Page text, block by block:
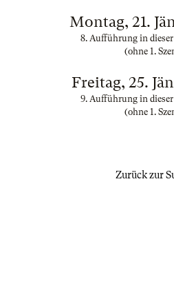
Montag, 21.
8. Aufführung in
(ohne 1.
Freitag, 25.
9. Aufführung in
(ohne 1.
Zurück zur